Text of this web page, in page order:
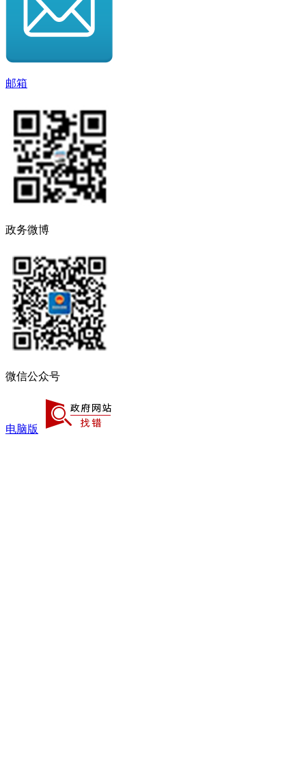
邮箱
政务微博
微信公众号
电脑版